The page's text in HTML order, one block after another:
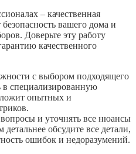
– качественная
вашего дома и
Доверьте эту работу
качественного
с выбором подходящего
в специализированную
опытных и
вопросы и уточнять все нюансы
обсудите все детали,
ошибок и недоразумений.